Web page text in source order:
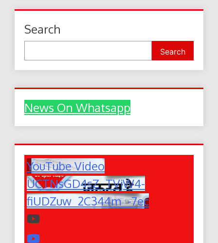
Search
Search
News On Whatsapp
YouTube Video
UCTNsGD4sZ_TVjW4-
fiUDZuw_2C344m_-7ec